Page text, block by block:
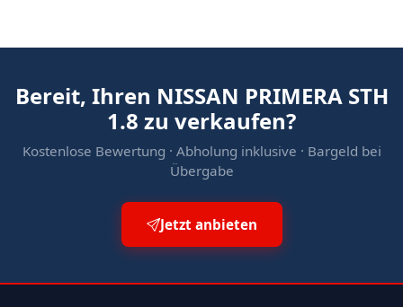
Bereit, Ihren NISSAN PRIMERA STH
1.8 zu verkaufen?
Kostenlose Bewertung · Abholung inklusive · Bargeld bei
Übergabe
Jetzt anbieten